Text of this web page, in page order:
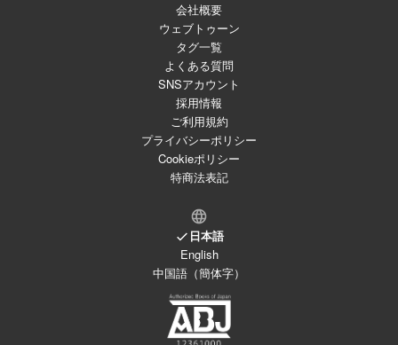
会社概要
ウェブトゥーン
タグ一覧
よくある質問
SNSアカウント
採用情報
ご利用規約
プライバシーポリシー
Cookieポリシー
特商法表記
日本語
English
中国語（簡体字）